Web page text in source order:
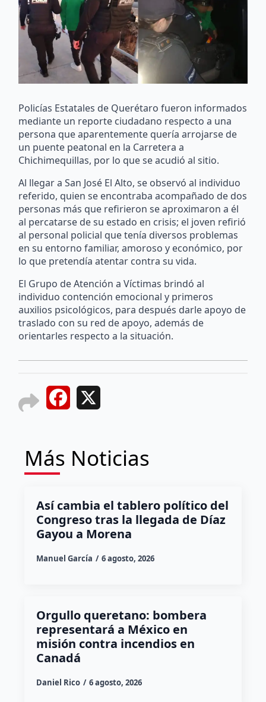
Policías Estatales de Querétaro fueron informados
mediante un reporte ciudadano respecto a una
persona que aparentemente quería arrojarse de
un puente peatonal en la Carretera a
Chichimequillas, por lo que se acudió al sitio.
Al llegar a San José El Alto, se observó al individuo
referido, quien se encontraba acompañado de dos
personas más que refirieron se aproximaron a él
al percatarse de su estado en crisis; el joven refirió
al personal policial que tenía diversos problemas
en su entorno familiar, amoroso y económico, por
lo que pretendía atentar contra su vida.
El Grupo de Atención a Víctimas brindó al
individuo contención emocional y primeros
auxilios psicológicos, para después darle apoyo de
traslado con su red de apoyo, además de
orientarles respecto a la situación.
Facebook
Más Noticias
Así cambia el tablero político del
Congreso tras la llegada de Díaz
Gayou a Morena
Manuel García 6 agosto, 2026
Orgullo queretano: bombera
representará a México en
misión contra incendios en
Canadá
Daniel Rico 6 agosto, 2026